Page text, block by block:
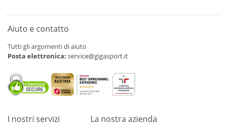
Aiuto e contatto
Tutti gli argomenti di aiuto
Posta elettronica: service@gigasport.it
I nostri servizi La nostra azienda